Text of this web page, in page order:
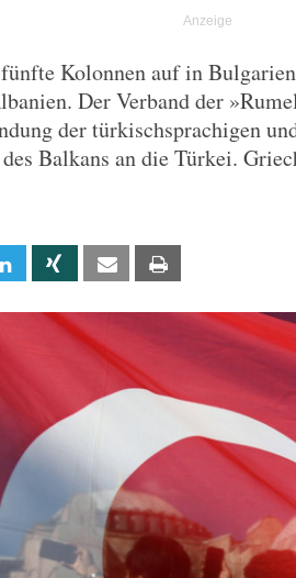
Kolonnen auf in
Der Verband der
der türkischsprachigen
Balkans an die Türkei.
Linkedin Xing Email